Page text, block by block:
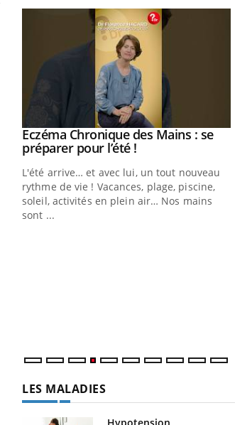
Youtube
Eczéma Chronique des Mains : se
préparer pour l’été !Youtube
L'été arrive… et avec lui, un tout nouveau
rythme de vie ! Vacances, plage, piscine,
soleil, activités en plein air… Nos mains
sont ...
LES MALADIES
Hypotension